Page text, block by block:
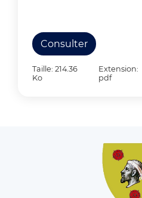
Consulter
Taille: 214.36
Ko
Extension:
pdf